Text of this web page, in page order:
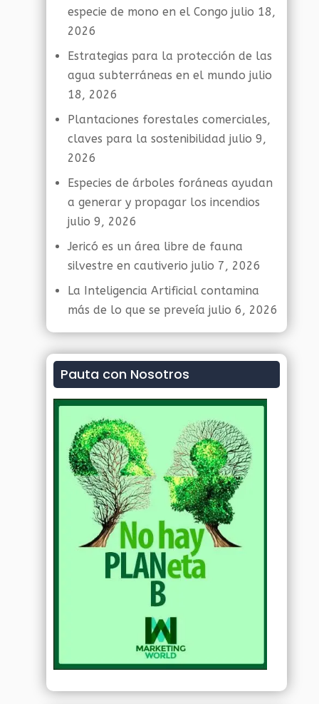
especie de mono en el Congo julio 18,
2026
Estrategias para la protección de las
agua subterráneas en el mundo julio
18, 2026
Plantaciones forestales comerciales,
claves para la sostenibilidad julio 9,
2026
Especies de árboles foráneas ayudan
a generar y propagar los incendios
julio 9, 2026
Jericó es un área libre de fauna
silvestre en cautiverio julio 7, 2026
La Inteligencia Artificial contamina
más de lo que se preveía julio 6, 2026
Pauta con Nosotros